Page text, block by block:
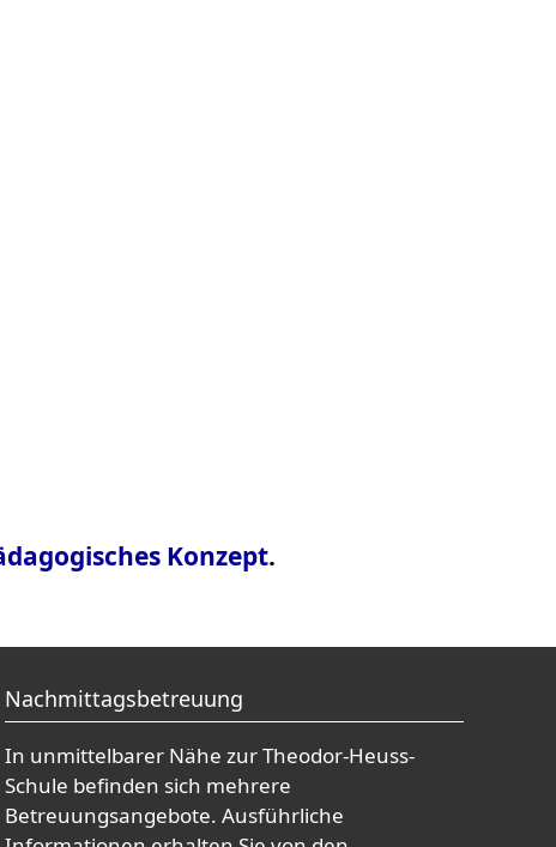
Konzept.
Nachmittagsbetreuung
In unmittelbarer Nähe zur Theodor-Heuss-
Schule befinden sich mehrere
Betreuungsangebote. Ausführliche